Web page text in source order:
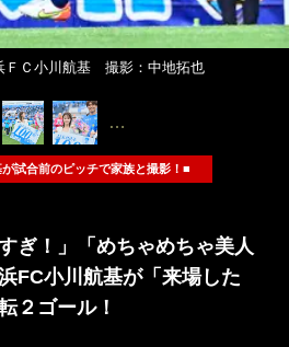
ＦＣ小川航基 撮影：中地拓也
…
試合前のピッチで家族と撮影！■
ぎ！」「めちゃめちゃ美人
FC小川航基が「来場した
２ゴール！